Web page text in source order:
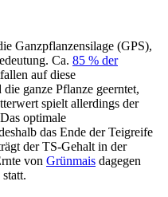
Ganzpflanzensilage (GPS),
Ca. 85 % der
auf diese
ganze Pflanze geerntet,
spielt allerdings der
optimale
das Ende der Teigreife
der TS-Gehalt in der
von Grünmais dagegen